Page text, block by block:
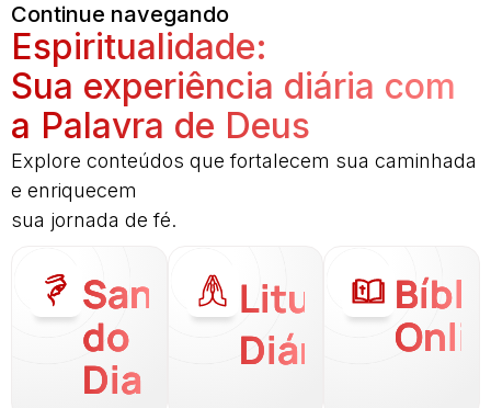
Continue navegando
Espiritualidade:
Sua experiência diária com
a Palavra de Deus
Explore conteúdos que fortalecem sua caminhada
e enriquecem
sua jornada de fé.
Santo
do
Dia
Liturgia
Diária